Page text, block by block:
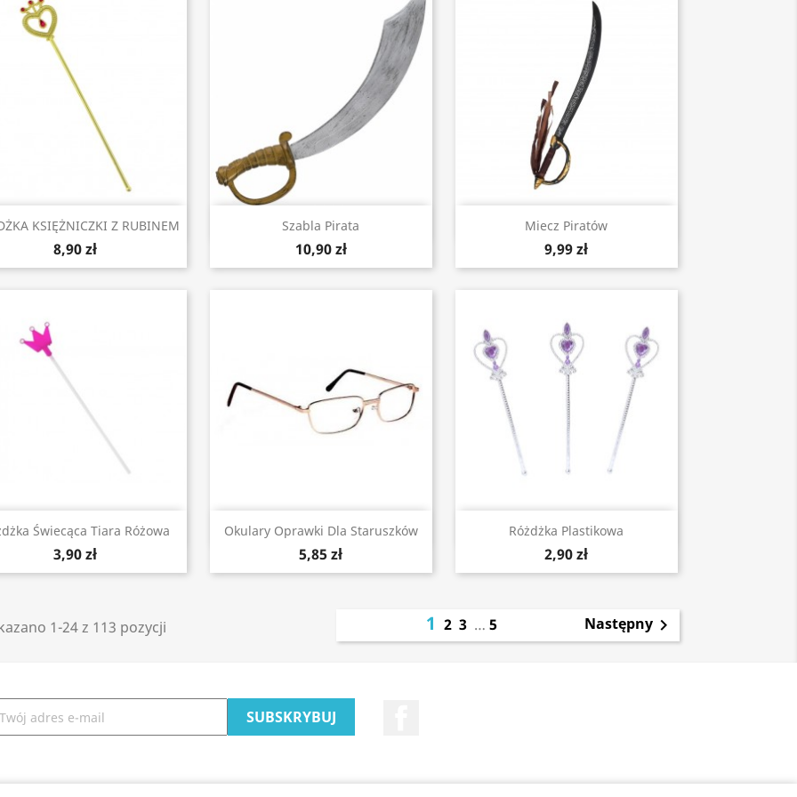
KSIĘŻNICZKI Z RUBINEM
8,90 zł
 Szybki podgląd Szabla Pirata
10,90 zł
Szybki podgląd Miecz Piratów
9,99 zł
Szybki podgląd
Świecąca Tiara Różowa
3,90 zł
 Szybki podgląd Okulary Oprawki Dla Staruszków
5,85 zł
Szybki podgląd Różdżka Plastikowa
2,90 zł
Szybki podgląd
1-24 z 113 pozycji 123 … 5 Następny